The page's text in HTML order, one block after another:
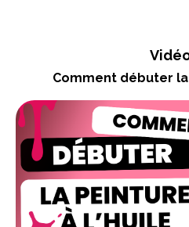
Comment débuter